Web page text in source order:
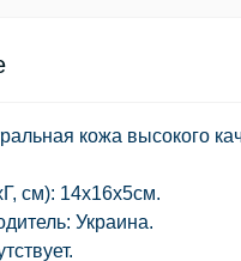
кожа высокого
см): 14х16х5см.
Украина.